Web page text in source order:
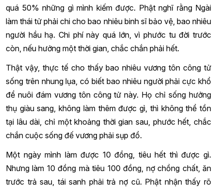
quá 50% những gì mình kiếm được. Phật nghĩ rằng Ngài
làm thái tử phải chi cho bao nhiêu binh sĩ bảo vệ, bao nhiêu
người hầu hạ. Chi phí này quá lớn, vì phước tu đời trước
còn, nếu hưởng một thời gian, chắc chắn phải hết.
Thật vậy, thực tế cho thấy bao nhiêu vương tôn công tử
sống trên nhung lụa, có biết bao nhiêu người phải cực khổ
để nuôi đám vương tôn công tử này. Họ chỉ sống hưởng
thụ giàu sang, không làm thêm được gì, thì không thể tồn
tại lâu dài, chỉ một khoảng thời gian sau, phước hết, chắc
chắn cuộc sống đế vương phải sụp đổ.
Một ngày mình làm được 10 đồng, tiêu hết thì được gì.
Nhưng làm 10 đồng mà tiêu 100 đồng, nợ chồng chất, ăn
trước trả sau, tái sanh phải trả nợ cũ. Phật nhận thấy rõ